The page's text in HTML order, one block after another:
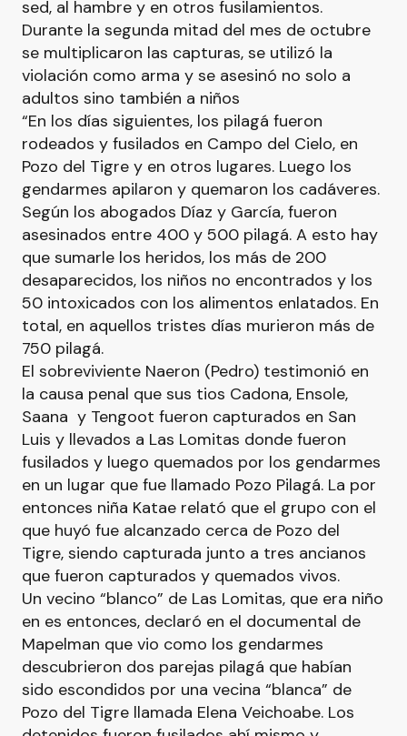
sed, al hambre y en otros fusilamientos.
Durante la segunda mitad del mes de octubre
se multiplicaron las capturas, se utilizó la
violación como arma y se asesinó no solo a
adultos sino también a niños
“En los días siguientes, los pilagá fueron
rodeados y fusilados en Campo del Cielo, en
Pozo del Tigre y en otros lugares. Luego los
gendarmes apilaron y quemaron los cadáveres.
Según los abogados Díaz y García, fueron
asesinados entre 400 y 500 pilagá. A esto hay
que sumarle los heridos, los más de 200
desaparecidos, los niños no encontrados y los
50 intoxicados con los alimentos enlatados. En
total, en aquellos tristes días murieron más de
750 pilagá.
El sobreviviente Naeron (Pedro) testimonió en
la causa penal que sus tios Cadona, Ensole,
Saana y Tengoot fueron capturados en San
Luis y llevados a Las Lomitas donde fueron
fusilados y luego quemados por los gendarmes
en un lugar que fue llamado Pozo Pilagá. La por
entonces niña Katae relató que el grupo con el
que huyó fue alcanzado cerca de Pozo del
Tigre, siendo capturada junto a tres ancianos
que fueron capturados y quemados vivos.
Un vecino “blanco” de Las Lomitas, que era niño
en es entonces, declaró en el documental de
Mapelman que vio como los gendarmes
descubrieron dos parejas pilagá que habían
sido escondidos por una vecina “blanca” de
Pozo del Tigre llamada Elena Veichoabe. Los